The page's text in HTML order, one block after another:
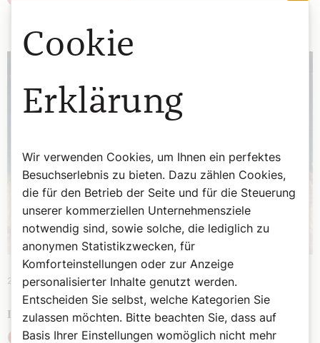
27. August 2023|Spiritualität
DAS GEHEIME WIRKEN EINER HELDIN DES ALLTAGS
Cathérine Labouré
Cookie
Erklärung
Wir verwenden Cookies, um Ihnen ein perfektes
Besuchserlebnis zu bieten. Dazu zählen Cookies,
die für den Betrieb der Seite und für die Steuerung
unserer kommerziellen Unternehmensziele
notwendig sind, sowie solche, die lediglich zu
anonymen Statistikzwecken, für
Komforteinstellungen oder zur Anzeige
personalisierter Inhalte genutzt werden.
Entscheiden Sie selbst, welche Kategorien Sie
zulassen möchten. Bitte beachten Sie, dass auf
Basis Ihrer Einstellungen womöglich nicht mehr